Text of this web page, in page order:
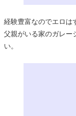
経験豊富なのでエロは
父親がいる家のガレー
い。